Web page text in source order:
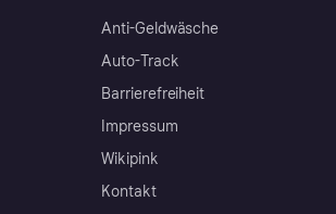
Anti-Geldwäsche
Auto-Track
Barrierefreiheit
Impressum
Wikipink
Kontakt